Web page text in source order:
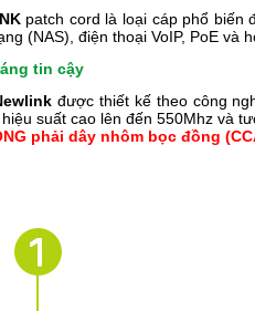
patch cord là loại cáp phổ biến
(NAS), điện thoại VoIP, PoE và
tin cậy
được thiết kế theo công
suất cao lên đến 550Mhz và
phải dây nhôm bọc đồng